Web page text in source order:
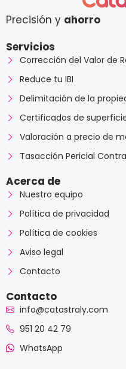
Precisión y ahorro
Servicios
Corrección del Valor de
Reduce tu IBI
Delimitación de la
Certificados de
Valoración a precio de
Tasacción Pericial
Acerca de
Nuestro equipo
Política de privacidad
Política de cookies
Aviso legal
Contacto
Contacto
info@catastraly.com
951 20 42 79
WhatsApp